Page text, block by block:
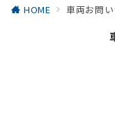
HOME 車両お問